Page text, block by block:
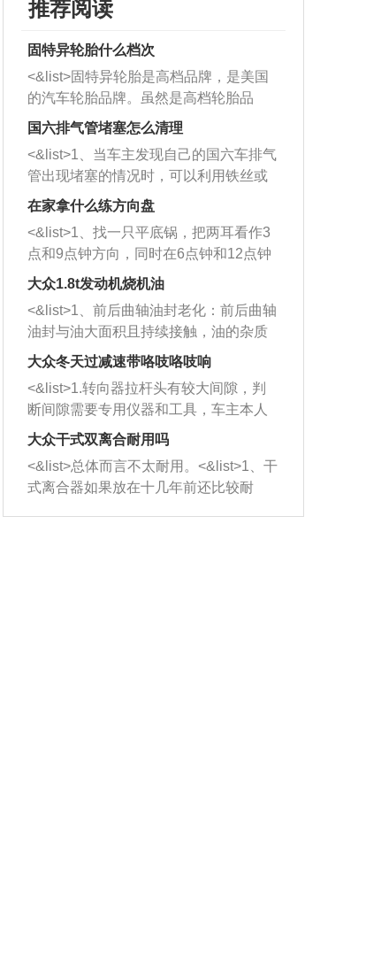
推荐阅读
固特异轮胎什么档次
<&list>固特异轮胎是高档品牌，是美国
的汽车轮胎品牌。虽然是高档轮胎品
牌，但是中高低端的轮胎都有生产，这
也是为了更好的开拓市场。
国六排气管堵塞怎么清理
<&list>1、当车主发现自己的国六车排气
管出现堵塞的情况时，可以利用铁丝或
者是细棍，直接将杂物给取出来，如果
堵塞情况比较严重，也可以采取应急措
施。 <&list>2、直接利用木棍将所有的
杂物推到排气管里面的位置处，然后将
三元催化器拆解开，就可以将堵塞的东
西取出来。但如果是因为积碳过多引起
的堵塞，就需要将三元催化器泡在草酸
洗剂对堵塞的情况得到解决，将清洗剂
放在燃油箱中，与燃油混合后，车辆启
动时，就可以和汽油一起进入到燃烧
室，最后形成废气排出，就可以让三元
催化器得到清洗，排气管堵塞的情况就
能够得到解决。
在家拿什么练方向盘
<&list>1、找一只平底锅，把两耳看作3
点和9点钟方向，同时在6点钟和12点钟
方向做一个标记。 <&list>2、双手握住
一圈半的练习，往右同样也要打相同的
圈数。 <&list>3、最后强调要反复练
习，这样就可以形成肌肉记忆，在真实
驾驶车辆时，不需要记忆也能打好方
向。
大众1.8t发动机烧机油
<&list>1、前后曲轴油封老化：前后曲轴
油封与油大面积且持续接触，油的杂质
和发动机内持续温度变化使其密封效果
逐渐减弱，导致渗油或漏油。<&list>2、
活塞间隙过大：积碳会使活塞环与缸体
的间隙扩大，导致机油流入燃烧室中，
造成烧机油。<&list>3、机油粘度。使用
机油粘度过小的话，同样会有烧机油现
象，机油粘度过小具有很好的流动性，
大众冬天过减速带咯吱咯吱响
<&list>1.转向器拉杆头有较大间隙，判
断间隙需要专用仪器和工具，车主本人
无法制作，需要将车辆送到修理厂或4s
店；<&list>2.车辆半轴套管防尘罩破
裂，破裂后会出现漏油现象，使半轴磨
损严重，磨损的半轴容易损坏，产生异
响；<&list>3.稳定器的转向胶套和球头
大众干式双离合耐用吗
<&list>总体而言不太耐用。<&list>1、干
式离合器如果放在十几年前还比较耐